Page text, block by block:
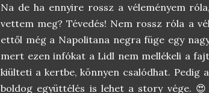
Na de ha ennyire rossz a véleményem
vettem meg? Tévedés! Nem rossz róla a
ettől még a Napolitana negra füge egy
mert ezen infókat a Lidl nem mellékeli a
kiülteti a kertbe, könnyen csalódhat.
boldog együttélés is lehet a story vége.